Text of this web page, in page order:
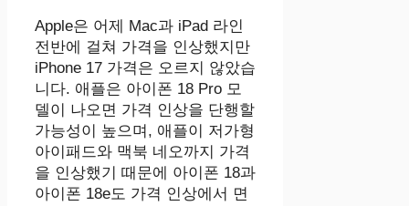
Apple은 어제 Mac과 iPad 라인
전반에 걸쳐 가격을 인상했지만
‌iPhone 17‌ 가격은 오르지 않았습
니다. 애플은 아이폰 18 Pro 모
델이 나오면 가격 인상을 단행할
가능성이 높으며, 애플이 저가형
아이패드와 맥북 네오까지 가격
을 인상했기 때문에 아이폰 18과
아이폰 18e도 가격 인상에서 면